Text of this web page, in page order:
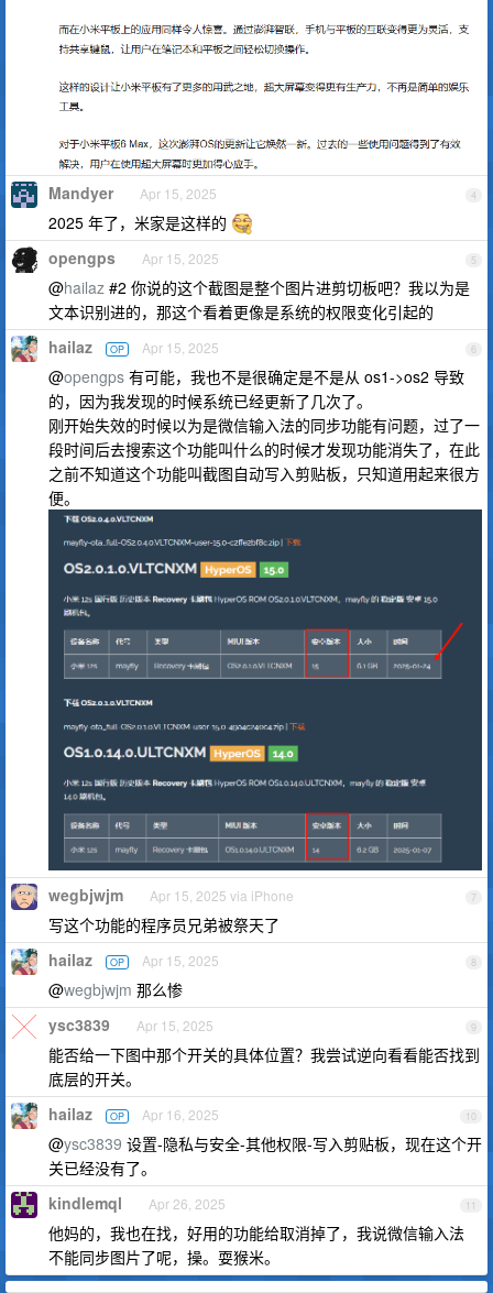
4
Mandyer Apr 15, 2025
2025 年了，米家是这样的
5
opengps Apr 15, 2025
@hailaz #2 你说的这个截图是整个图片进剪切板吧？我以为是
文本识别进的，那这个看着更像是系统的权限变化引起的
6
hailaz OP Apr 15, 2025
@opengps 有可能，我也不是很确定是不是从 os1->os2 导致
的，因为我发现的时候系统已经更新了几次了。
刚开始失效的时候以为是微信输入法的同步功能有问题，过了一
段时间后去搜索这个功能叫什么的时候才发现功能消失了，在此
之前不知道这个功能叫截图自动写入剪贴板，只知道用起来很方
便。
7
wegbjwjm Apr 15, 2025 via iPhone
写这个功能的程序员兄弟被祭天了
8
hailaz OP Apr 15, 2025
@wegbjwjm 那么惨
9
ysc3839 Apr 15, 2025
能否给一下图中那个开关的具体位置？我尝试逆向看看能否找到
底层的开关。
10
hailaz OP Apr 16, 2025
@ysc3839 设置-隐私与安全-其他权限-写入剪贴板，现在这个开
关已经没有了。
11
kindlemql Apr 26, 2025
他妈的，我也在找，好用的功能给取消掉了，我说微信输入法
不能同步图片了呢，操。耍猴米。